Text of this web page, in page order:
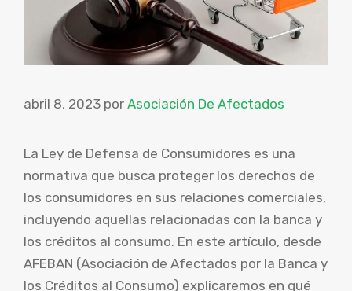
abril 8, 2023 por Asociación De Afectados
La Ley de Defensa de Consumidores es una
normativa que busca proteger los derechos de
los consumidores en sus relaciones comerciales,
incluyendo aquellas relacionadas con la banca y
los créditos al consumo. En este artículo, desde
AFEBAN (Asociación de Afectados por la Banca y
los Créditos al Consumo) explicaremos en qué